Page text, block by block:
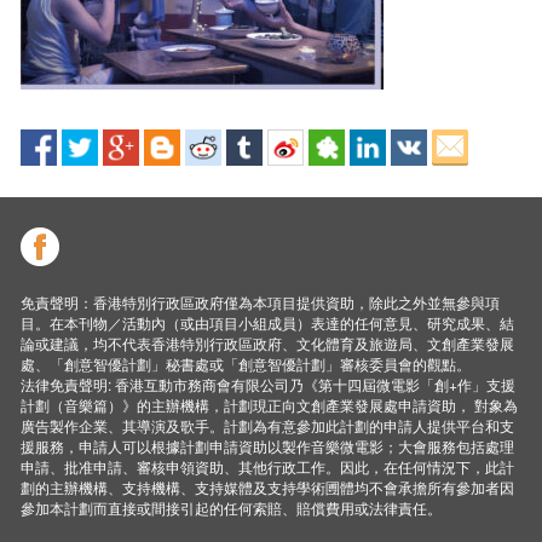
免責聲明：香港特別行政區政府僅為本項目提供資助，除此之外並無參與項
目。在本刊物／活動內（或由項目小組成員）表達的任何意見、研究成果、結
論或建議，均不代表香港特別行政區政府、文化體育及旅遊局、文創產業發展
處、「創意智優計劃」秘書處或「創意智優計劃」審核委員會的觀點。
法律免責聲明: 香港互動市務商會有限公司乃《第十四屆微電影「創+作」支援
計劃（音樂篇）》的主辦機構，計劃現正向文創產業發展處申請資助， 對象為
廣告製作企業、其導演及歌手。計劃為有意參加此計劃的申請人提供平台和支
援服務，申請人可以根據計劃申請資助以製作音樂微電影；大會服務包括處理
申請、批准申請、審核申領資助、其他行政工作。因此，在任何情況下，此計
劃的主辦機構、支持機構、支持媒體及支持學術圑體均不會承擔所有參加者因
參加本計劃而直接或間接引起的任何索賠、賠償費用或法律責任。